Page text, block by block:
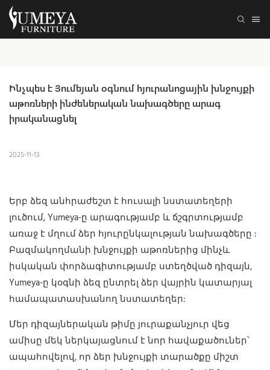
Ինչպես է Յումեյան օգնում հյուրանոցային խնջույքի
աթոռների ինժեներական նախագծերը արագ
իրականացնել
2025-11-13
Երբ ձեզ անհրաժեշտ է հուսալի նստատեղերի
լուծում, Yumeya-ը արագությամբ և ճշգրտությամբ
առաջ է մղում ձեր հյուրընկալության նախագծերը :
Բազմակողմանի խնջույքի աթոռներից մինչև
իսկական փորձագիտությամբ ստեղծված դիզայն,
Yumeya-ը կօգնի ձեզ ընտրել ձեր վայրին կատարյալ
համապատասխանող նստատեղեր:
Մեր դիզայներական թիմը յուրաքանչյուր վեց
ամիսը մեկ ներկայացնում է նոր հավաքածուներ՝
ապահովելով, որ ձեր խնջույքի տարածքը միշտ